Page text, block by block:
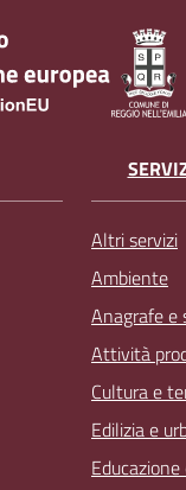
Altri servizi
Ambiente
Anagrafe e
Attività
Cultura e
Edilizia e